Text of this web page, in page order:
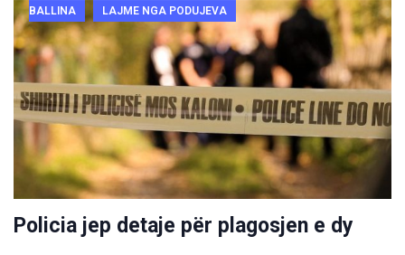
BALLINA LAJME NGA PODUJEVA
Policia jep detaje për plagosjen e dy